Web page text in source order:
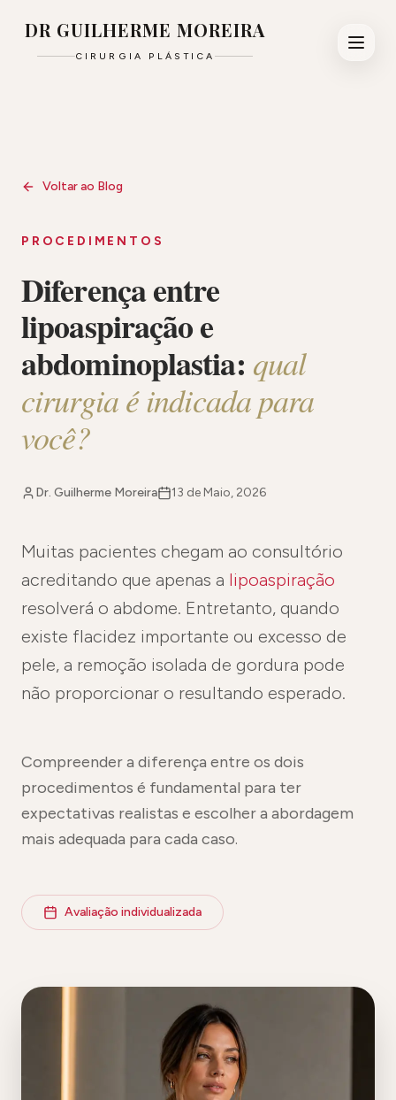
DR GUILHERME MOREIRA
CIRURGIA PLÁSTICA
Voltar ao Blog
PROCEDIMENTOS
Diferença entre
lipoaspiração e
abdominoplastia: qual
cirurgia é indicada para
você?
Dr. Guilherme Moreira 13 de Maio, 2026
Muitas pacientes chegam ao consultório
acreditando que apenas a lipoaspiração
resolverá o abdome. Entretanto, quando
existe flacidez importante ou excesso de
pele, a remoção isolada de gordura pode
não proporcionar o resultando esperado.
Compreender a diferença entre os dois
procedimentos é fundamental para ter
expectativas realistas e escolher a abordagem
mais adequada para cada caso.
Avaliação individualizada